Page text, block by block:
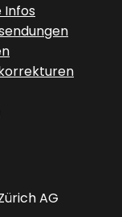
Infos
AG